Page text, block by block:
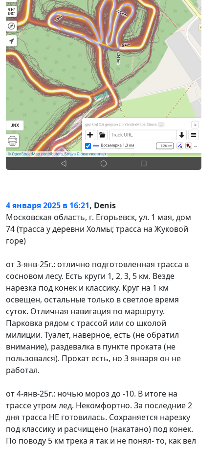
4 января 2025 в 16:21, Denis
Московская область, г. Егорьевск, ул. 1 мая, дом
74 (трасса у деревни Холмы; трасса на Жуковой
горе)
от 3-янв-25г.: отлично подготовленная трасса в
сосновом лесу. Есть круги 1, 2, 3, 5 км. Везде
нарезка под конек и классику. Круг на 1 км
освещен, остальные только в светлое время
суток. Отличная навигация по маршруту.
Парковка рядом с трассой или со школой
милиции. Туалет, наверное, есть (не обратил
внимание), раздевалка в пункте проката (не
пользовался). Прокат есть, но 3 января он не
работал.
от 4-янв-25г.: ночью мороз до -10. В итоге на
трассе утром лед. Некомфортно. За последние 2
дня трасса НЕ готовилась. Сохраняется нарезку
под классику и расчищено (накатано) под конек.
По поводу 5 км трека я так и не понял- то, как вел